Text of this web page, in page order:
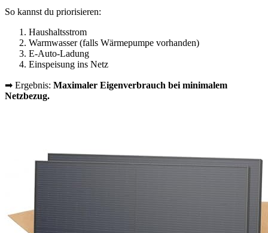
So kannst du priorisieren:
Haushaltsstrom
Warmwasser (falls Wärmepumpe vorhanden)
E-Auto-Ladung
Einspeisung ins Netz
➡ Ergebnis: Maximaler Eigenverbrauch bei minimalem
Netzbezug.